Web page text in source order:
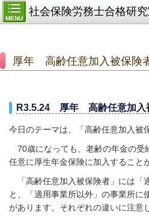
MENU
社会保険労務士合格研
厚年 高齢任意加入被保険
R3.5.24 厚年 高齢任意加入
今日のテーマは、「高齢任意加入被
70歳になっても、老齢の年金の受
任意に厚生年金保険に加入すること
「高齢任意加入被保険者」には「
と、「適用事業所以外」の事業所に
があります。それぞれの違いに注意